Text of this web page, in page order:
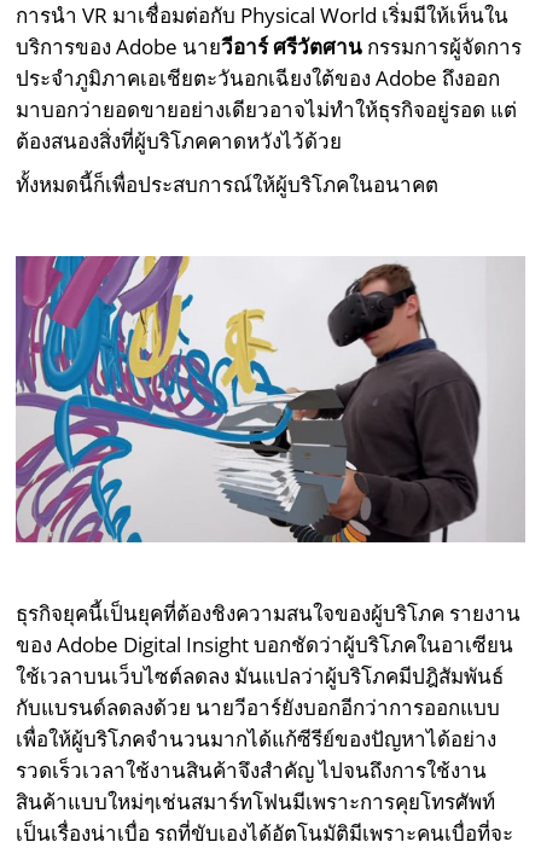
การนำ VR มาเชื่อมต่อกับ Physical World เริ่มมีให้เห็นใน
บริการของ Adobe นายวีอาร์ ศรีวัตศาน กรรมการผู้จัดการ
ประจำภูมิภาคเอเชียตะวันอกเฉียงใต้ของ Adobe ถึงออก
มาบอกว่ายอดขายอย่างเดียวอาจไม่ทำให้ธุรกิจอยู่รอด แต่
ต้องสนองสิ่งที่ผู้บริโภคคาดหวังไว้ด้วย
ทั้งหมดนี้ก็เพื่อประสบการณ์ให้ผู้บริโภคในอนาคต
ธุรกิจยุคนี้เป็นยุคที่ต้องชิงความสนใจของผู้บริโภค รายงาน
ของ Adobe Digital Insight บอกชัดว่าผู้บริโภคในอาเซียน
ใช้เวลาบนเว็บไซต์ลดลง มันแปลว่าผู้บริโภคมีปฎิสัมพันธ์
กับแบรนด์ลดลงด้วย นายวีอาร์ยังบอกอีกว่าการออกแบบ
เพื่อให้ผู้บริโภคจำนวนมากได้แก้ซีรีย์ของปัญหาได้อย่าง
รวดเร็วเวลาใช้งานสินค้าจึงสำคัญ ไปจนถึงการใช้งาน
สินค้าแบบใหม่ๆเช่นสมาร์ทโฟนมีเพราะการคุยโทรศัพท์
เป็นเรื่องน่าเบื่อ รถที่ขับเองได้อัตโนมัติมีเพราะคนเบื่อที่จะ